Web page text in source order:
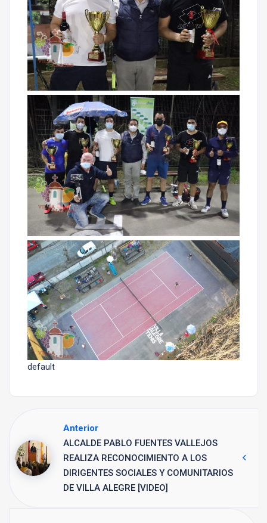
default
Anterior
ALCALDE PABLO FUENTES VALLEJOS
REALIZA RECONOCIMIENTO A LOS
DIRIGENTES SOCIALES Y COMUNITARIOS
DE VILLA ALEGRE [VIDEO]